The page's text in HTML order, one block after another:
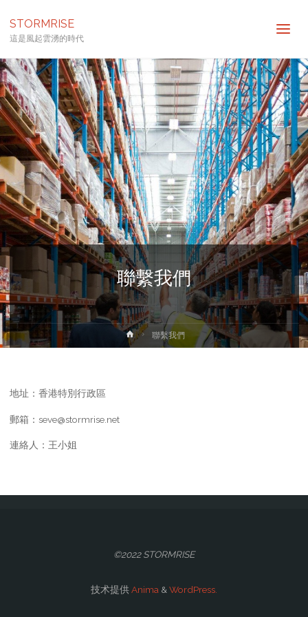
STORMRISE
這是風起雲湧的時代
聯繫我們
首
页
聯繫我們
地址：香港特別行政區
郵箱：seve@stormrise.net
連絡人：王小姐
©2022 STORMRISE
技术提供Anima & WordPress.